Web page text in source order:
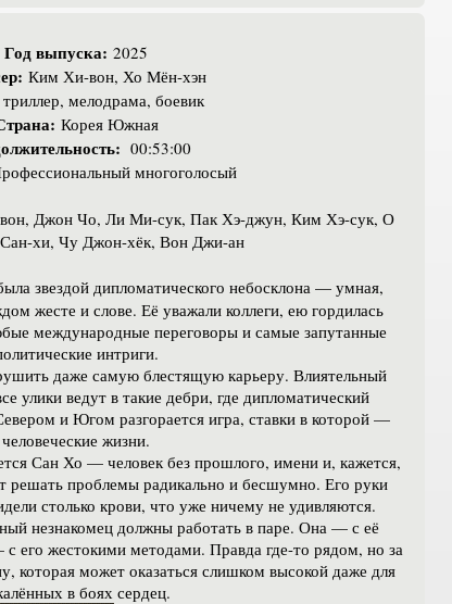
Год выпуска: 2025
Ким Хи-вон, Хо Мён-хэн
триллер, мелодрама, боевик
Корея Южная
00:53:00
многоголосый
Джон Чо, Ли Ми-сук, Пак Хэ-джун, Ким Хэ-сук, О
хи, Чу Джон-хёк, Вон Джи-ан
звездой дипломатического небосклона — умная,
жесте и слове. Её уважали коллеги, ею гордилась
международные переговоры и самые запутанные
интриги.
даже самую блестящую карьеру. Влиятельный
улики ведут в такие дебри, где дипломатический
и Югом разгорается игра, ставки в которой —
человеческие жизни.
Сан Хо — человек без прошлого, имени и, кажется,
решать проблемы радикально и бесшумно. Его руки
столько крови, что уже ничему не удивляются.
незнакомец должны работать в паре. Она — с её
его жестокими методами. Правда где-то рядом, но за
которая может оказаться слишком высокой даже для
в боях сердец.